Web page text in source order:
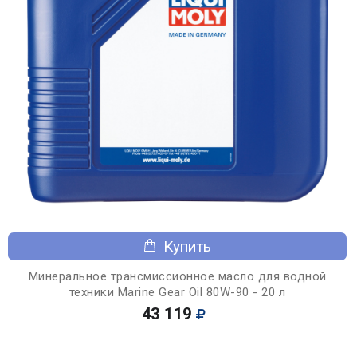
Купить
Минеральное трансмиссионное масло для водной
техники Marine Gear Oil 80W-90 - 20 л
43 119